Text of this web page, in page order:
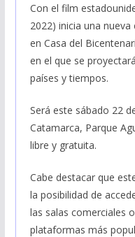
Con el film
2022) inicia una
en Casa del
en el que se
países y tiempos.
Será este sábado 22
Catamarca, Parque
libre y gratuita.
Cabe destacar que
la posibilidad de
las salas comerciales
plataformas más